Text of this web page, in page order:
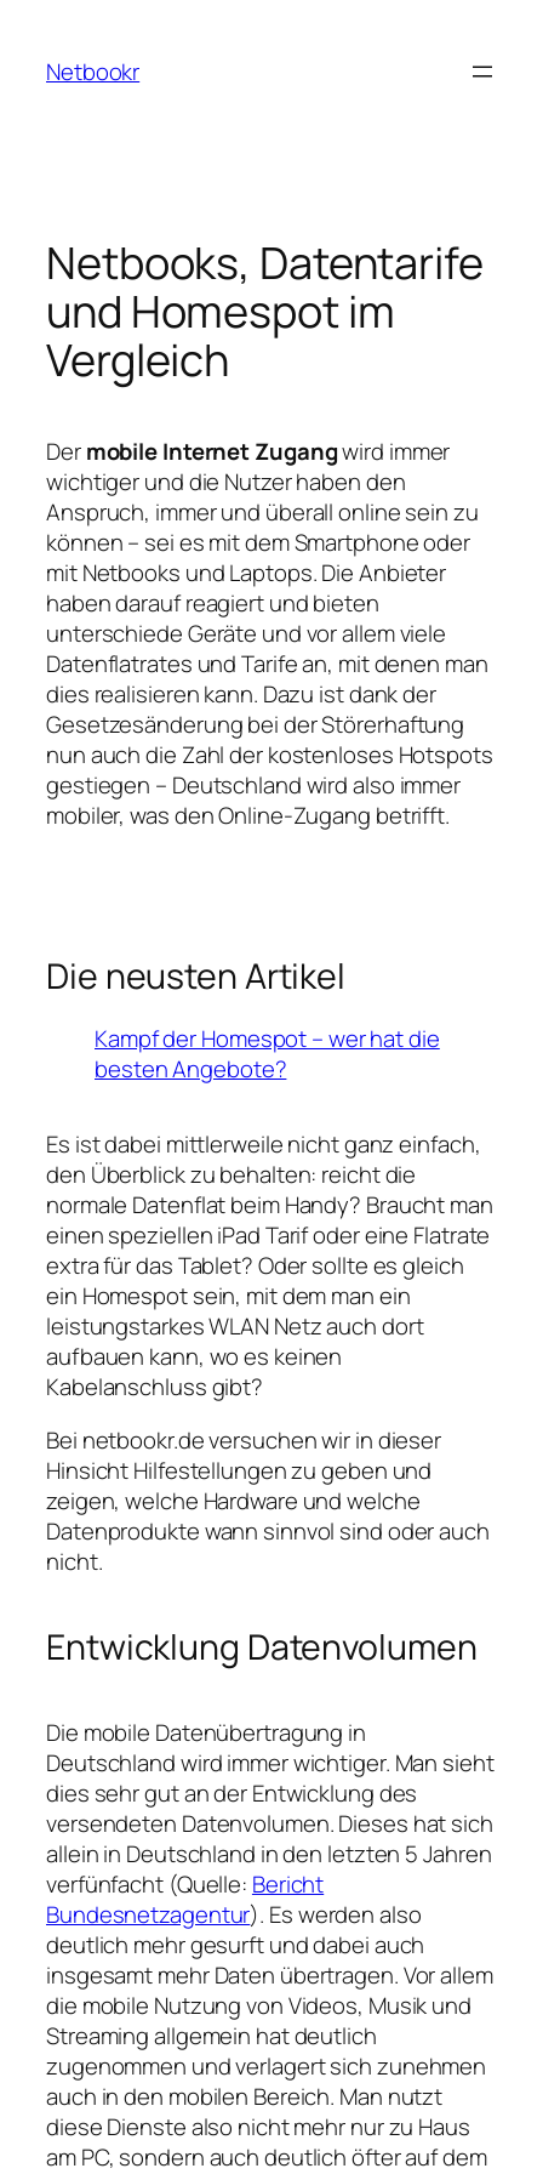
springen
Netbookr
Netbooks, Datentarife
und Homespot im
Vergleich
Dermobile Internet Zugangwird immer
wichtiger und die Nutzer haben den
Anspruch, immer und überall online sein zu
können – sei es mit dem Smartphone oder
mit Netbooks und Laptops. Die Anbieter
haben darauf reagiert und bieten
unterschiede Geräte und vor allem viele
Datenflatrates und Tarife an, mit denen man
dies realisieren kann. Dazu ist dank der
Gesetzesänderung bei der Störerhaftung
nun auch die Zahl der kostenloses Hotspots
gestiegen – Deutschland wird also immer
mobiler, was den Online-Zugang betrifft.
Die neusten Artikel
Kampf der Homespot – wer hat die
besten Angebote?
Es ist dabei mittlerweile nicht ganz einfach,
den Überblick zu behalten: reicht die
normale Datenflat beim Handy? Braucht man
einen speziellen iPad Tarif oder eine Flatrate
extra für das Tablet? Oder sollte es gleich
ein Homespot sein, mit dem man ein
leistungstarkes WLAN Netz auch dort
aufbauen kann, wo es keinen
Kabelanschluss gibt?
Bei netbookr.de versuchen wir in dieser
Hinsicht Hilfestellungen zu geben und
zeigen, welche Hardware und welche
Datenprodukte wann sinnvol sind oder auch
nicht.
Entwicklung Datenvolumen
Die mobile Datenübertragung in
Deutschland wird immer wichtiger. Man sieht
dies sehr gut an der Entwicklung des
versendeten Datenvolumen. Dieses hat sich
allein in Deutschland in den letzten 5 Jahren
verfünfacht (Quelle: Bericht
Bundesnetzagentur). Es werden also
deutlich mehr gesurft und dabei auch
insgesamt mehr Daten übertragen. Vor allem
die mobile Nutzung von Videos, Musik und
Streaming allgemein hat deutlich
zugenommen und verlagert sich zunehmen
auch in den mobilen Bereich. Man nutzt
diese Dienste also nicht mehr nur zu Haus
am PC, sondern auch deutlich öfter auf dem